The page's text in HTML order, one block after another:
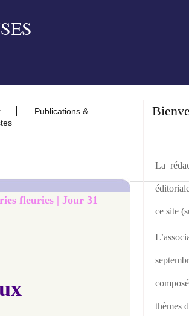
Publications &
fleuries | Jour 31
La
ce site
thèmes